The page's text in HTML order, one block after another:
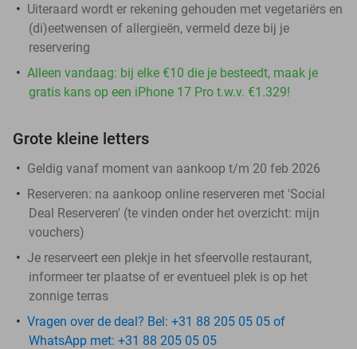
Uiteraard wordt er rekening gehouden met vegetariërs en
(di)eetwensen of allergieën, vermeld deze bij je
reservering
Alleen vandaag: bij elke €10 die je besteedt, maak je
gratis kans op een iPhone 17 Pro t.w.v. €1.329!
Grote kleine letters
Geldig vanaf moment van aankoop t/m 20 feb 2026
Reserveren: na aankoop online reserveren met 'Social
Deal Reserveren' (te vinden onder het overzicht: mijn
vouchers)
Je reserveert een plekje in het sfeervolle restaurant,
informeer ter plaatse of er eventueel plek is op het
zonnige terras
Vragen over de deal? Bel: +31 88 205 05 05 of
WhatsApp met: +31 88 205 05 05